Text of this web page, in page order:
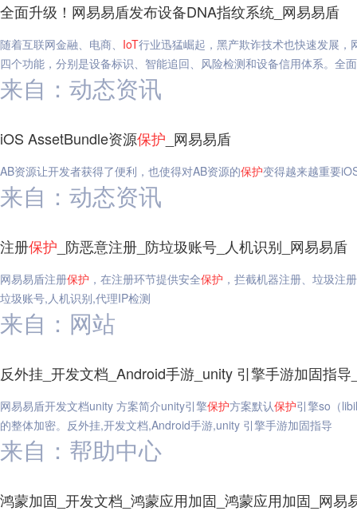
全面升级！网易易盾发布设备DNA指纹系统_网易易盾
随着互联网金融、电商、 IoT行业迅猛崛起，黑产欺诈技术也快速发展
四个功能，分别是设备标识、智能追回、风险检测和设备信用体系。全
来自：动态资讯
iOS AssetBundle资源保护 _网易易盾
AB资源让开发者获得了便利，也使得对AB资源的保护变得越来越重要
来自：动态资讯
注册保护 _防恶意注册_防垃圾账号_人机识别_网易易盾
网易易盾注册保护 ，在注册环节提供安全保护 ，拦截机器注册、垃圾注
垃圾账号,人机识别,代理IP检测
来自：网站
反外挂_开发文档_Android手游_unity 引擎手游加固指导
网易易盾开发文档unity 方案简介unity引擎保护方案默认保护引擎so（
的整体加密。反外挂,开发文档,Android手游,unity 引擎手游加固指导
来自：帮助中心
鸿蒙加固_开发文档_鸿蒙应用加固_鸿蒙应用加固_网易